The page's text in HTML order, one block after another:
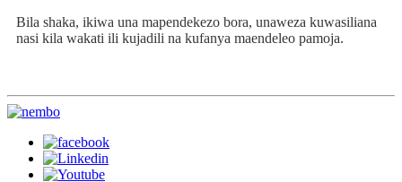
Bila shaka, ikiwa una mapendekezo bora, unaweza kuwasiliana
nasi kila wakati ili kujadili na kufanya maendeleo pamoja.